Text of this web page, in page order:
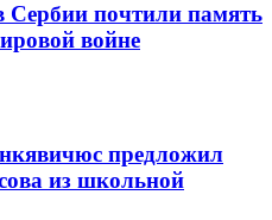
Сербии почтили память
войне
предложил
из школьной